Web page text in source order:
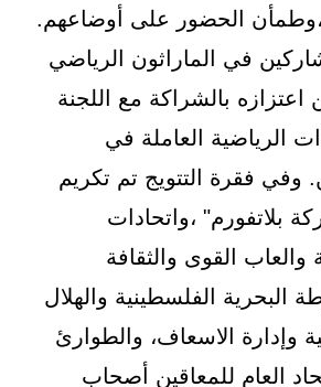
،وطمأن الحضور على أوضاعهم.
في الماراثون الرياضي
اعتزازه بالشراكة مع اللجنة
الرياضية العاملة في
فقرة التتويج تم تكريم
بلاتفورم" ،واتحادات
والعاب القوى والثقافة
البحرية الفلسطينية والهلال
وإدارة الاسعاف، والطوارئ
العام للمعاقين أصحاب